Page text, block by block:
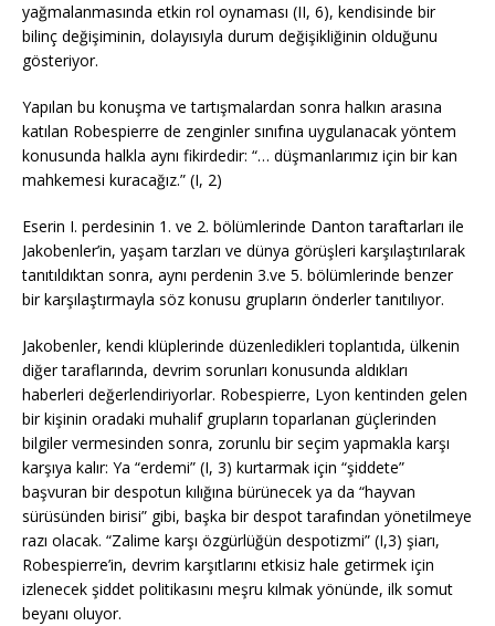
yağmalanmasında etkin rol oynaması (II, 6), kendisinde bir
bilinç değişiminin, dolayısıyla durum değişikliğinin olduğunu
gösteriyor.
Yapılan bu konuşma ve tartışmalardan sonra halkın arasına
katılan Robespierre de zenginler sınıfına uygulanacak yöntem
konusunda halkla aynı fikirdedir: “… düşmanlarımız için bir kan
mahkemesi kuracağız.” (I, 2)
Eserin I. perdesinin 1. ve 2. bölümlerinde Danton taraftarları ile
Jakobenler’in, yaşam tarzları ve dünya görüşleri karşılaştırılarak
tanıtıldıktan sonra, aynı perdenin 3.ve 5. bölümlerinde benzer
bir karşılaştırmayla söz konusu grupların önderler tanıtılıyor.
Jakobenler, kendi klüplerinde düzenledikleri toplantıda, ülkenin
diğer taraflarında, devrim sorunları konusunda aldıkları
haberleri değerlendiriyorlar. Robespierre, Lyon kentinden gelen
bir kişinin oradaki muhalif grupların toparlanan güçlerinden
bilgiler vermesinden sonra, zorunlu bir seçim yapmakla karşı
karşıya kalır: Ya “erdemi” (I, 3) kurtarmak için “şiddete”
başvuran bir despotun kılığına bürünecek ya da “hayvan
sürüsünden birisi” gibi, başka bir despot tarafından yönetilmeye
razı olacak. “Zalime karşı özgürlüğün despotizmi” (I,3) şiarı,
Robespierre’in, devrim karşıtlarını etkisiz hale getirmek için
izlenecek şiddet politikasını meşru kılmak yönünde, ilk somut
beyanı oluyor.